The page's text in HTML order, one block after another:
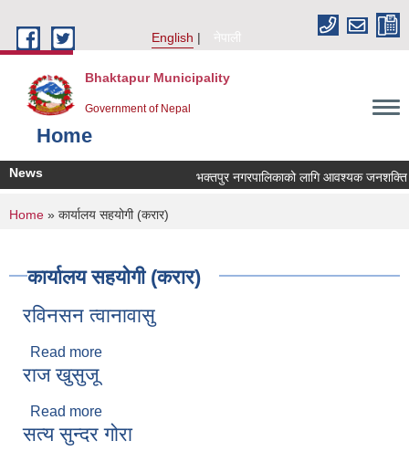
English
नेपाली
Bhaktapur Municipality
Government of Nepal
Home
News भक्तपुर नगरपालिकाको लागि आवश्यक जनशक्ति
You are here
Home » कार्यालय सहयोगी (करार)
कार्यालय सहयोगी (करार)
रविनसन त्वानावासु
Read more
राज खुसुजू
Read more
सत्य सुन्दर गोरा